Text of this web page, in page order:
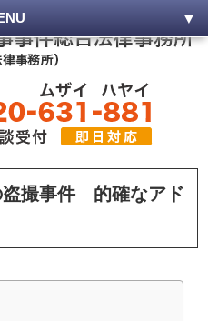
盗撮事件 的確なアド